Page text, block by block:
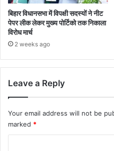
बिहार विधानसभा में विपक्षी सदस्यों ने नीट
पेपर लीक लेकर मुख्य पोर्टिको तक निकाला
विरोध मार्च
2 weeks ago
Leave a Reply
Your email address will not be
marked *